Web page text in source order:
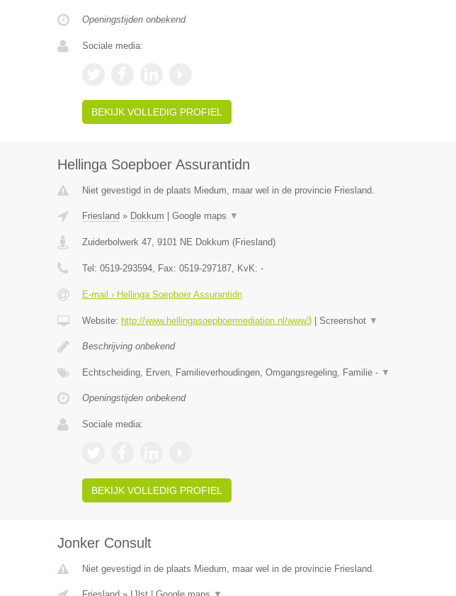
Openingstijden onbekend
Sociale media:
BEKIJK VOLLEDIG PROFIEL
Hellinga Soepboer Assurantidn
Niet gevestigd in de plaats Miedum, maar wel in de provincie Friesland.
Friesland » Dokkum Google maps ▼
Zuiderbolwerk 47, 9101 NE Dokkum (Friesland)
Tel: 0519-293594, Fax: 0519-297187, KvK: -
E-mail › Hellinga Soepboer Assurantidn
Website: http://www.hellingasoepboermediation.nl/www3| Screenshot ▼
Beschrijving onbekend
Echtscheiding, Erven, Familieverhoudingen, Omgangsregeling, Familie - ▼
Openingstijden onbekend
Sociale media:
BEKIJK VOLLEDIG PROFIEL
Jonker Consult
Niet gevestigd in de plaats Miedum, maar wel in de provincie Friesland.